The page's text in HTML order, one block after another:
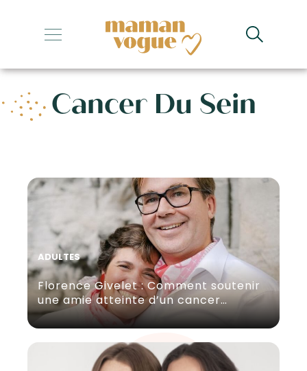
+
+
+
+
Cancer Du Sein
ADULTES
Florence Givelet : Comment soutenir
une amie atteinte d’un cancer…